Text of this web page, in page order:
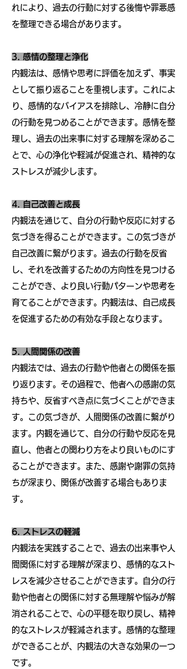
れにより、過去の行動に対する後悔や罪悪感
を整理できる場合があります。
3. 感情の整理と浄化
内観法は、感情や思考に評価を加えず、事実
として振り返ることを重視します。これによ
り、感情的なバイアスを排除し、冷静に自分
の行動を見つめることができます。感情を整
理し、過去の出来事に対する理解を深めるこ
とで、心の浄化や軽減が促進され、精神的な
ストレスが減少します。
4. 自己改善と成長
内観法を通じて、自分の行動や反応に対する
気づきを得ることができます。この気づきが
自己改善に繋がります。過去の行動を反省
し、それを改善するための方向性を見つける
ことができ、より良い行動パターンや思考を
育てることができます。内観法は、自己成長
を促進するための有効な手段となります。
5. 人間関係の改善
内観法では、過去の行動や他者との関係を振
り返ります。その過程で、他者への感謝の気
持ちや、反省すべき点に気づくことができま
す。この気づきが、人間関係の改善に繋がり
ます。内観を通じて、自分の行動や反応を見
直し、他者との関わり方をより良いものにす
ることができます。また、感謝や謝罪の気持
ちが深まり、関係が改善する場合もありま
す。
6. ストレスの軽減
内観法を実践することで、過去の出来事や人
間関係に対する理解が深まり、感情的なスト
レスを減少させることができます。自分の行
動や他者との関係に対する無理解や悩みが解
消されることで、心の平穏を取り戻し、精神
的なストレスが軽減されます。感情的な整理
ができることが、内観法の大きな効果の一つ
です。